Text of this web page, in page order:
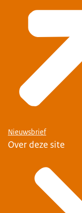
Nieuwsbrief
Over deze site